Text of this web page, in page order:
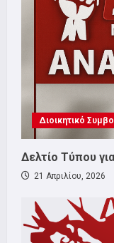
Διοικητικό
Δελτίο Τύπου
21 Απριλίου, 2026